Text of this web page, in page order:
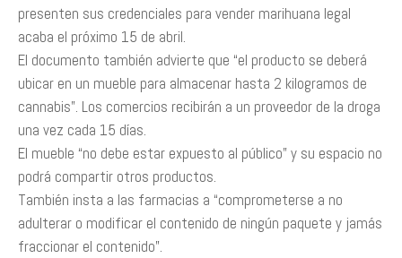
presenten sus credenciales para vender marihuana legal
acaba el próximo 15 de abril.
El documento también advierte que “el producto se deberá
ubicar en un mueble para almacenar hasta 2 kilogramos de
cannabis”. Los comercios recibirán a un proveedor de la droga
una vez cada 15 días.
El mueble “no debe estar expuesto al público” y su espacio no
podrá compartir otros productos.
También insta a las farmacias a “comprometerse a no
adulterar o modificar el contenido de ningún paquete y jamás
fraccionar el contenido”.